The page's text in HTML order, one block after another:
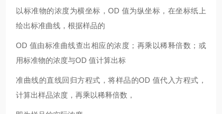
以标准物的浓度为横坐标，OD 值为纵坐标，在坐标纸上
绘出标准曲线，根据样品的
OD 值由标准曲线查出相应的浓度；再乘以稀释倍数；或
用标准物的浓度与OD 值计算出标
准曲线的直线回归方程式，将样品的OD 值代入方程式，
计算出样品浓度，再乘以稀释倍数，